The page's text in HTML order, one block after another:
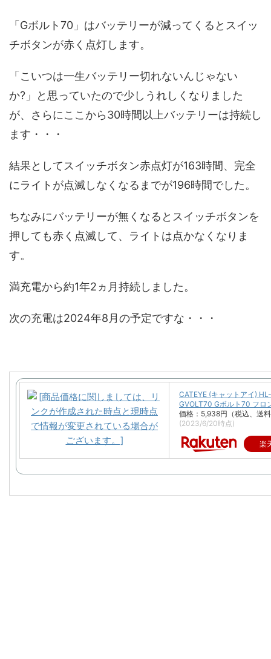
「Gボルト70」はバッテリーが減ってくるとスイッ
チボタンが赤く点灯します。
「こいつは一生バッテリー切れないんじゃない
か?」と思っていたので少しうれしくなりました
が、さらにここから30時間以上バッテリーは持続し
ます・・・
結果としてスイッチボタン赤点灯が163時間、完全
にライトが点滅しなくなるまでが196時間でした。
ちなみにバッテリーが無くなるとスイッチボタンを
押しても赤く点滅して、ライトは点かなくなりま
す。
満充電から約1年2ヵ月持続しました。
次の充電は2024年8月の予定ですな・・・
CATEYE (キャットアイ)
GVOLT70 Gボルト70 フロ
価格：5,938円（税込、送
(2023/6/20時点)
楽